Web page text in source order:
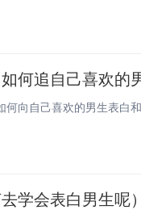
何追自己喜欢的
学会表白男生呢）